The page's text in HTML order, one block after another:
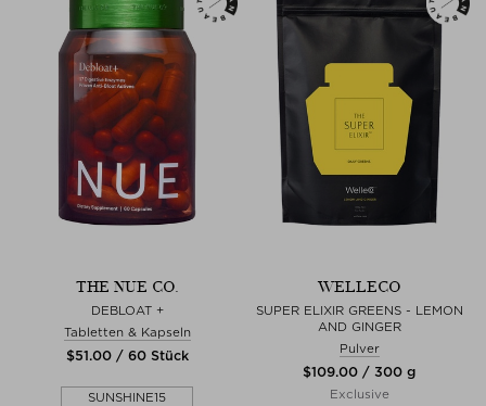
THE NUE CO.
DEBLOAT +
Tabletten & Kapseln
$‌51.00 / 60 Stück
SUNSHINE15
WELLECO
SUPER ELIXIR GREENS - LEMON
AND GINGER
Pulver
$‌109.00 / 300 g
Exclusive